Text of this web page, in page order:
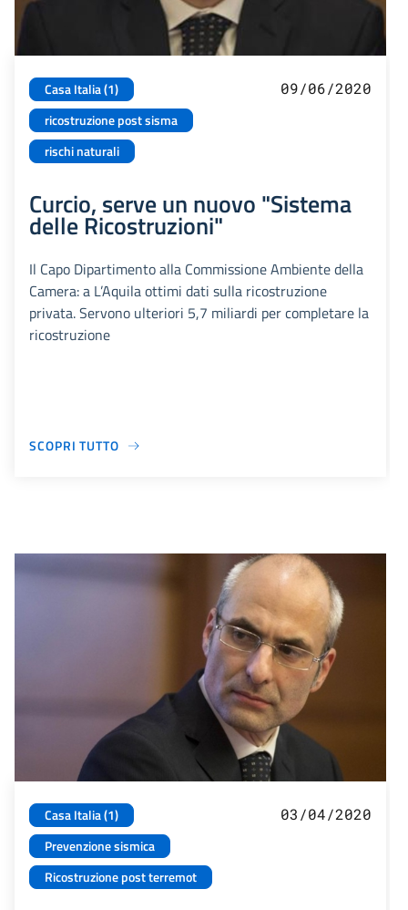
Casa Italia (1)
ricostruzione post sisma
rischi naturali
09/06/2020
Curcio, serve un nuovo "Sistema
delle Ricostruzioni"
Il Capo Dipartimento alla Commissione Ambiente della
Camera: a L’Aquila ottimi dati sulla ricostruzione
privata. Servono ulteriori 5,7 miliardi per completare la
ricostruzione
SCOPRI TUTTO
Casa Italia (1)
Prevenzione sismica
Ricostruzione post terremot
03/04/2020